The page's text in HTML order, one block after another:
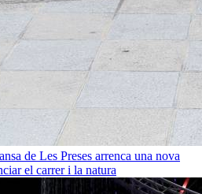
de Les Preses arrenca una nova
el carrer i la natura